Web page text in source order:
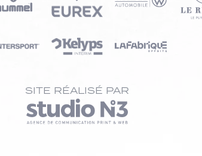
SITE RÉALISÉ PAR